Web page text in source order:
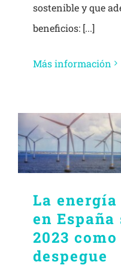
sostenible y que
beneficios: [...]
Más información
La
en
2023
despegue